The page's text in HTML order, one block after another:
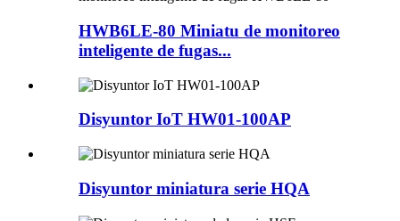
HWB6LE-80 Miniatu de monitoreo
inteligente de fugas...
Disyuntor IoT HW01-100AP
Disyuntor miniatura serie HQA